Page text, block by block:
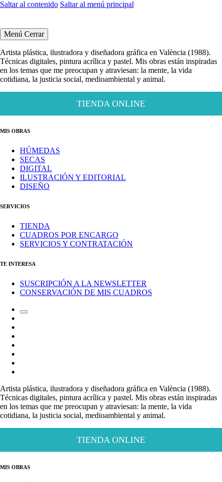
Saltar al contenido Saltar al menú principal
Menú Cerrar
Artista plástica, ilustradora y diseñadora gráfica en València (1988).
Técnicas digitales, pintura acrílica y pastel. Mis obras están inspiradas
en los temas que me preocupan y atraviesan: la mente, la vida
cotidiana, la justicia social, medioambiental y animal.
TIENDA ONLINE
MIS OBRAS
HÚMEDAS
SECAS
DIGITAL
ILUSTRACIÓN Y EDITORIAL
DISEÑO
SERVICIOS
TIENDA
CUADROS POR ENCARGO
SERVICIOS Y CONTRATACIÓN
TE INTERESA
SUSCRIPCIÓN A LA NEWSLETTER
CONSERVACIÓN DE MIS CUADROS
Alternar
Artista plástica, ilustradora y diseñadora gráfica en València (1988).
Técnicas digitales, pintura acrílica y pastel. Mis obras están inspiradas
en los temas que me preocupan y atraviesan: la mente, la vida
cotidiana, la justicia social, medioambiental y animal.
TIENDA ONLINE
MIS OBRAS